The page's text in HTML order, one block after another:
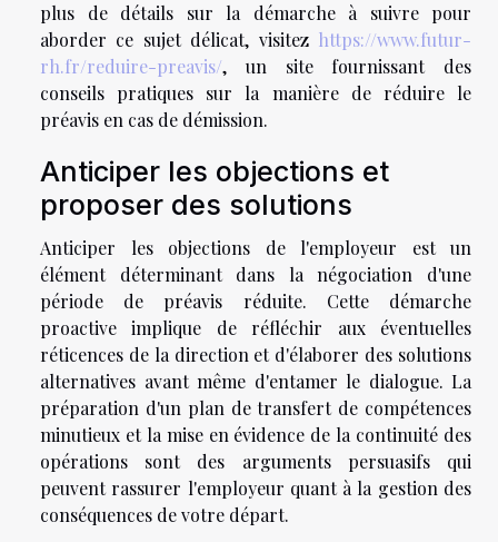
plus de détails sur la démarche à suivre pour
aborder ce sujet délicat, visitez https://www.futur-
rh.fr/reduire-preavis/, un site fournissant des
conseils pratiques sur la manière de réduire le
préavis en cas de démission.
Anticiper les objections et
proposer des solutions
Anticiper les objections de l'employeur est un
élément déterminant dans la négociation d'une
période de préavis réduite. Cette démarche
proactive implique de réfléchir aux éventuelles
réticences de la direction et d'élaborer des solutions
alternatives avant même d'entamer le dialogue. La
préparation d'un plan de transfert de compétences
minutieux et la mise en évidence de la continuité des
opérations sont des arguments persuasifs qui
peuvent rassurer l'employeur quant à la gestion des
conséquences de votre départ.